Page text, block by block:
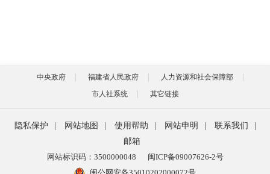
中央政府 福建省人民政府
人力资源和社会保障部
市人社系统
其它链接
隐私保护 网站地图 使用帮助 网站申明 联系我们
邮箱
网站标识码：3500000048
闽ICP备09007626-2号